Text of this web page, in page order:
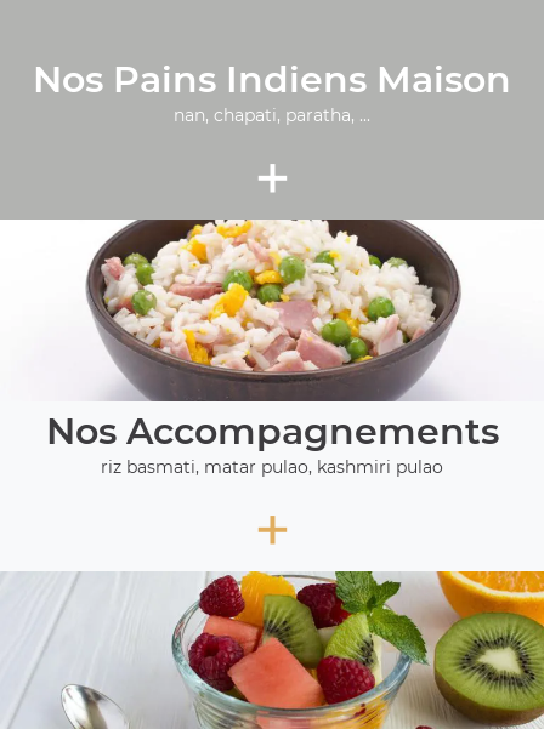
Nos Pains Indiens Maison
nan, chapati, paratha, ...
+
Nos Accompagnements
riz basmati, matar pulao, kashmiri pulao
+